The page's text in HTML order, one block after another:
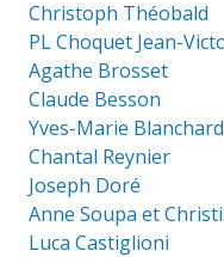
Christoph Théobald
PL Choquet Jean-
Agathe Brosset
Claude Besson
Yves-Marie Blanchard
Chantal Reynier
Joseph Doré
Anne Soupa et
Luca Castiglioni